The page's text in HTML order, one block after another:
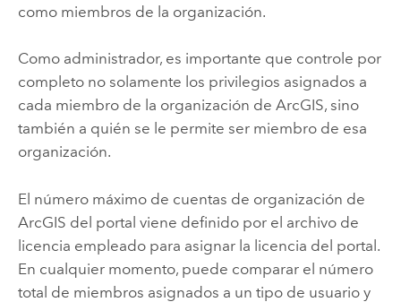
como miembros de la organización.
Como administrador, es importante que controle por
completo no solamente los privilegios asignados a
cada miembro de la organización de ArcGIS, sino
también a quién se le permite ser miembro de esa
organización.
El número máximo de cuentas de organización de
ArcGIS del portal viene definido por el archivo de
licencia empleado para asignar la licencia del portal.
En cualquier momento, puede comparar el número
total de miembros asignados a un tipo de usuario y